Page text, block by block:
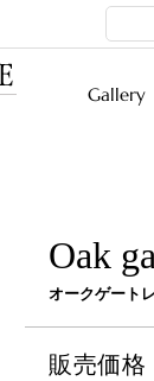
Gallery
Oak
オークゲート
販売価